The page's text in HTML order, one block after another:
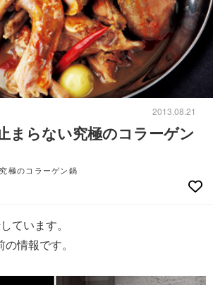
2013.08.21
まらない究極のコラーゲン
極のコラーゲン鍋
ています。
情報です。